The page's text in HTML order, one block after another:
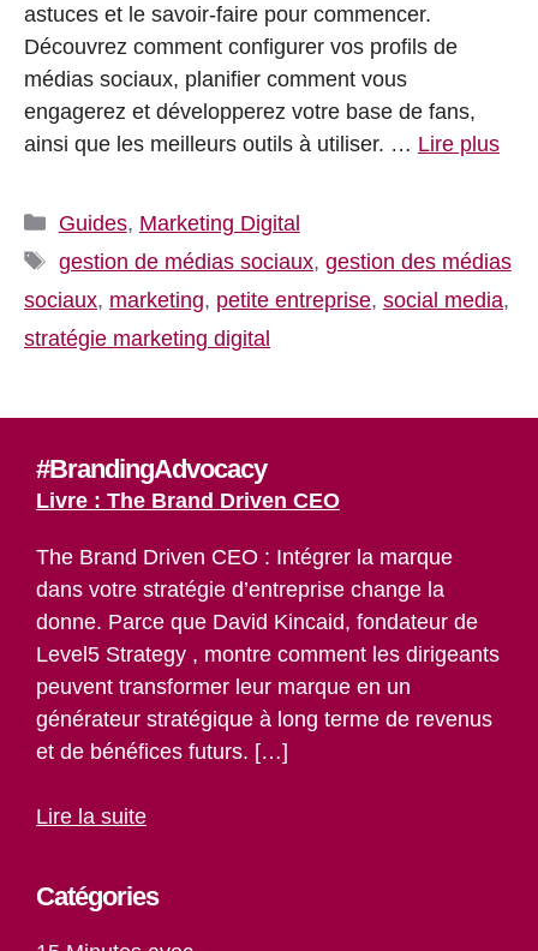
astuces et le savoir-faire pour commencer.
Découvrez comment configurer vos profils de
médias sociaux, planifier comment vous
engagerez et développerez votre base de fans,
ainsi que les meilleurs outils à utiliser. … Lire plus
Catégories
Guides, Marketing Digital
Étiquettes
gestion de médias sociaux, gestion des médias
sociaux, marketing, petite entreprise, social media,
stratégie marketing digital
#BrandingAdvocacy
Livre : The Brand Driven CEO
The Brand Driven CEO : Intégrer la marque
dans votre stratégie d’entreprise change la
donne. Parce que David Kincaid, fondateur de
Level5 Strategy , montre comment les dirigeants
peuvent transformer leur marque en un
générateur stratégique à long terme de revenus
et de bénéfices futurs. […]
Lire la suite
Catégories